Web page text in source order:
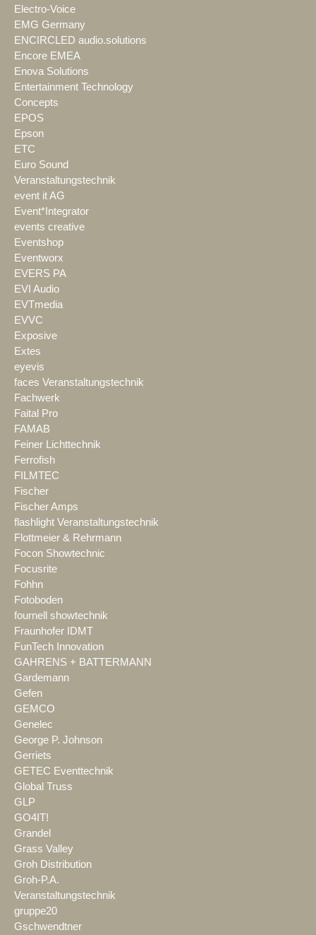
Electro-Voice
EMG Germany
ENCIRCLED audio.solutions
Encore EMEA
Enova Solutions
Entertainment Technology
Concepts
EPOS
Epson
ETC
Euro Sound
Veranstaltungstechnik
event it AG
Event*Integrator
events creative
Eventshop
Eventworx
EVERS PA
EVI Audio
EVTmedia
EVVC
Exposive
Extes
eyevis
faces Veranstaltungstechnik
Fachwerk
Faital Pro
FAMAB
Feiner Lichttechnik
Ferrofish
FILMTEC
Fischer
Fischer Amps
flashlight Veranstaltungstechnik
Flottmeier & Rehrmann
Focon Showtechnic
Focusrite
Fohhn
Fotoboden
fournell showtechnik
Fraunhofer IDMT
FunTech Innovation
GAHRENS + BATTERMANN
Gardemann
Gefen
GEMCO
Genelec
George P. Johnson
Gerriets
GETEC Eventtechnik
Global Truss
GLP
GO4IT!
Grandel
Grass Valley
Groh Distribution
Groh-P.A.
Veranstaltungstechnik
gruppe20
Gschwendtner